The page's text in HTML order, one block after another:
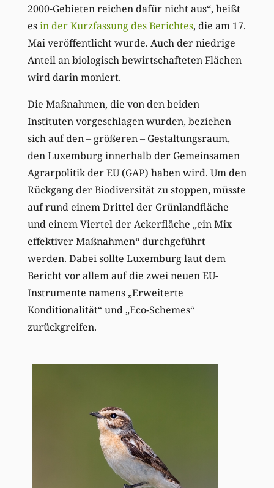
2000-Gebieten reichen dafür nicht aus“, heißt
esin der Kurzfassung des Berichtes, die am 17.
Mai veröffentlicht wurde. Auch der niedrige
Anteil an biologisch bewirtschafteten Flächen
wird darin moniert.
Die Maßnahmen, die von den beiden
Instituten vorgeschlagen wurden, beziehen
sich auf den – größeren – Gestaltungsraum,
den Luxemburg innerhalb der Gemeinsamen
Agrarpolitik der EU (GAP) haben wird. Um den
Rückgang der Biodiversität zu stoppen, müsste
auf rund einem Drittel der Grünlandfläche
und einem Viertel der Ackerfläche „ein Mix
effektiver Maßnahmen“ durchgeführt
werden. Dabei sollte Luxemburg laut dem
Bericht vor allem auf die zwei neuen EU-
Instrumente namens „Erweiterte
Konditionalität“ und „Eco-Schemes“
zurückgreifen.